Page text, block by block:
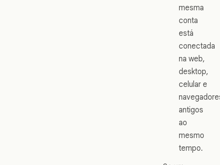
mesma
conta
está
conectada
na web,
desktop,
celular e
antigos
ao
mesmo
tempo.